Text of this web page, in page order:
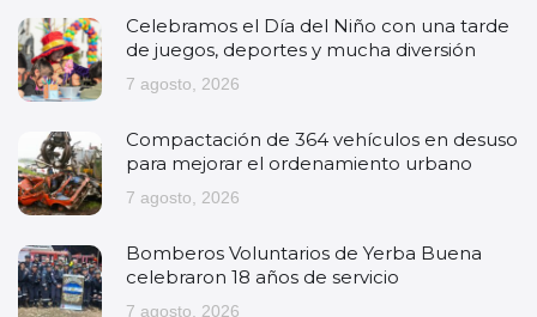
Celebramos el Día del Niño con una tarde
de juegos, deportes y mucha diversión
7 agosto, 2026
Compactación de 364 vehículos en desuso
para mejorar el ordenamiento urbano
7 agosto, 2026
Bomberos Voluntarios de Yerba Buena
celebraron 18 años de servicio
7 agosto, 2026